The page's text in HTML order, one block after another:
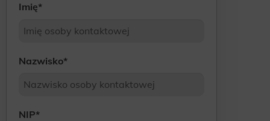
Imię*
Nazwisko*
NIP*